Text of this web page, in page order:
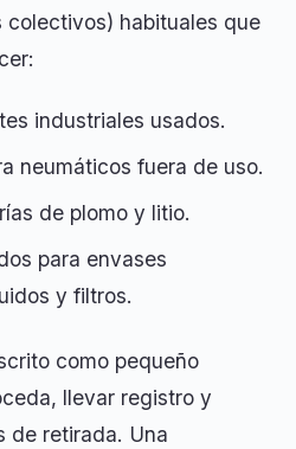
colectivos) habituales que
industriales usados.
neumáticos fuera de uso.
de plomo y litio.
para envases
y filtros.
como pequeño
llevar registro y
de retirada. Una